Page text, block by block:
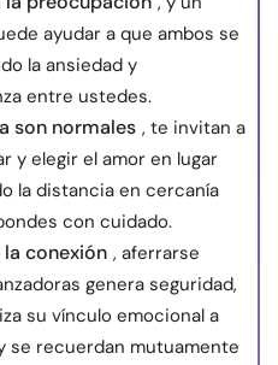
ayudar a que ambos se
la ansiedad y
entre ustedes.
son normales , te invitan a
y elegir el amor en lugar
la distancia en cercanía
con cuidado.
conexión , aferrarse
genera seguridad,
su vínculo emocional a
se recuerdan mutuamente